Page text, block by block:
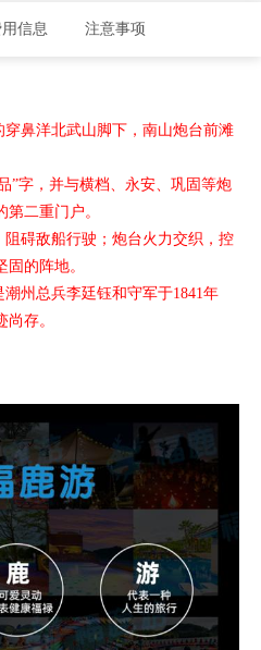
用信息 注意事项
鼻洋北武山脚下，南山炮台前滩
”字，并与横档、永安、巩固等炮
二重门户。
碍敌船行驶；炮台火力交织，控
的阵地。
州总兵李廷钰和守军于1841年
尚存。